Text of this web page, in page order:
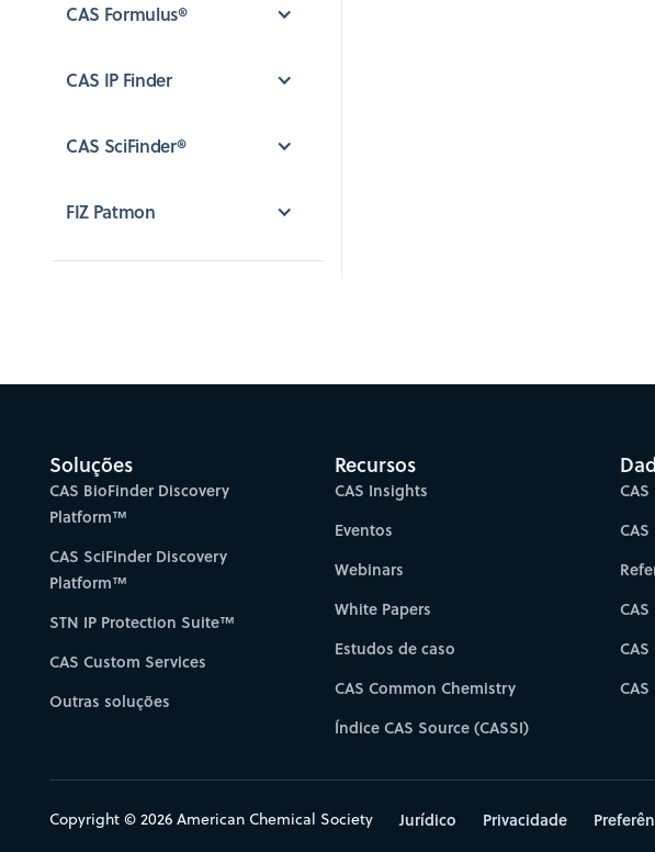
CAS Formulus®
CAS IP Finder
CAS SciFinder®
FIZ Patmon
Soluções
CAS BioFinder Discovery
Platform™
CAS SciFinder Discovery
Platform™
STN IP Protection Suite™
CAS Custom Services
Outras soluções
Recursos
CAS Insights
Eventos
Webinars
White Papers
Estudos de caso
CAS Common Chemistry
Índice CAS Source (CASSI)
CAS
Copyright © 2026 American Chemical Society Jurídico Privacidade